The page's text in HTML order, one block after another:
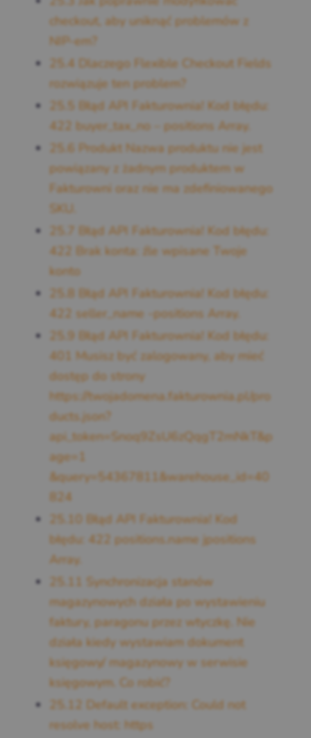
checkout, aby uniknąć problemów z
NIP-em?
25.4 Dlaczego Flexible Checkout Fields
rozwiązuje ten problem?
25.5 Błąd API Fakturownia! Kod błędu:
422 buyer_tax_no – positions Array.
25.6 Produkt Nazwa produktu nie jest
powiązany z żadnym produktem w
Fakturowni oraz nie ma zdefiniowanego
SKU.
25.7 Błąd API Fakturownia! Kod błędu:
422 Brak konta: źle wpisane Twoje
konto
25.8 Błąd API Fakturownia! Kod błędu:
422 seller_name -positions Array.
25.9 Błąd API Fakturownia! Kod błędu:
401 Musisz być zalogowany, aby mieć
dostęp do strony
https://twojadomena.fakturownia.pl/pro
ducts.json?
api_token=Snoq9ZsU6zQqgT2mNkT&p
age=1
&query=54367811&warehouse_id=40
824
25.10
Błąd API Fakturownia! Kod
błędu: 422 positions.name jpositions
Array.
25.11
Synchronizacja stanów
magazynowych działa po wystawieniu
faktury, paragonu przez wtyczkę. Nie
działa kiedy wystawiam dokument
księgowy/ magazynowy w serwisie
księgowym. Co robić?
25.12
Default exception: Could not
resolve host: https